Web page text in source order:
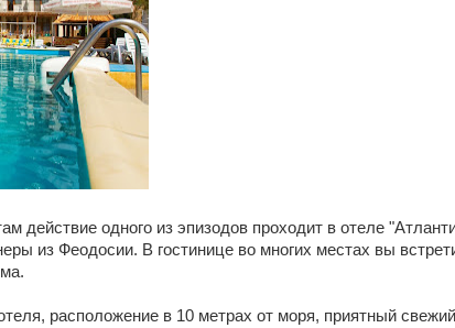
действие одного из эпизодов проходит в отеле
из Феодосии. В гостинице во многих местах вы
расположение в 10 метрах от моря, приятный свежий